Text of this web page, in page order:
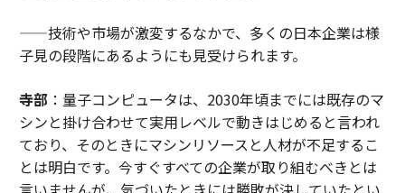
——技術や市場が激変するなかで、多くの日本企業は様
子見の段階にあるようにも見受けられます。
寺部 ：量子コンピュータは、2030年頃までには既存のマ
シンと掛け合わせて実用レベルで動きはじめると言われ
ており、そのときにマシンリソースと人材が不足するこ
とは明白です。今すぐすべての企業が取り組むべきとは